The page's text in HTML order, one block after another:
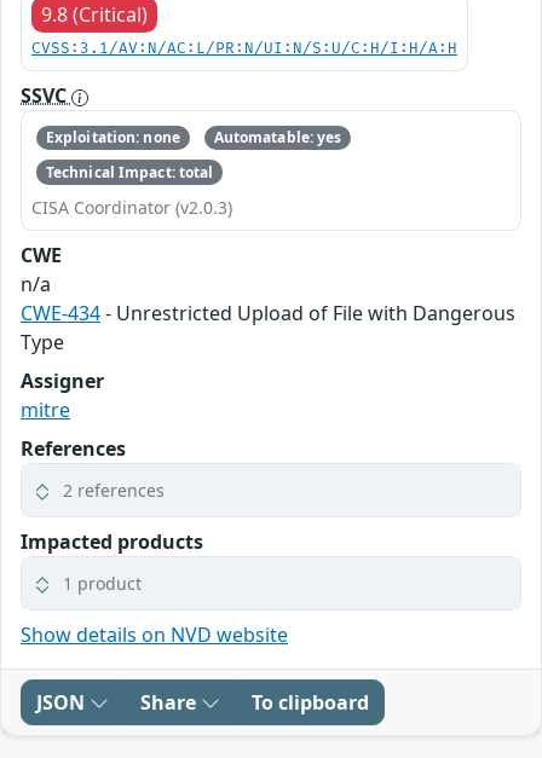
9.8 (Critical)
CVSS:3.1/AV:N/AC:L/PR:N/UI:N/S:U/C:H/I:H/A:H
SSVC
Exploitation: none
Automatable: yes
Technical Impact: total
CISA Coordinator (v2.0.3)
CWE
n/a
CWE-434- Unrestricted Upload of File with Dangerous
Type
Assigner
mitre
References
2 references
Impacted products
1 product
Show details on NVD website
JSON Share To clipboard